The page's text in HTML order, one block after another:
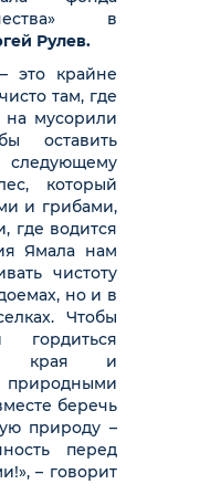
в
Рулев.
это крайне
там, где
на мусорили
оставить
который
и грибами,
где водится
Ямала нам
чистоту
но и в
Чтобы
края и
беречь
природу –
перед
– говорит